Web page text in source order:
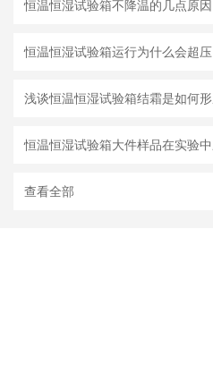
恒温恒湿试验箱不降温的几点原因
恒温恒湿试验箱运行为什么会超压
查看全部